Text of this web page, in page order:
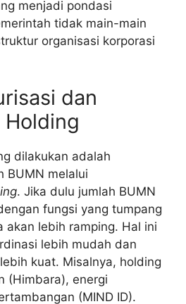
menjadi pondasi
tidak main-main
organisasi korporasi
dan
Holding
dilakukan adalah
BUMN melalui
. Jika dulu jumlah BUMN
fungsi yang tumpang
akan lebih ramping. Hal ini
lebih mudah dan
kuat. Misalnya, holding
(Himbara), energi
(MIND ID).